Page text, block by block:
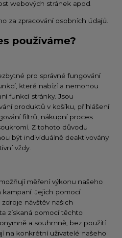
webových stránek apod.
za zpracování osobních údajů.
používáme?
pro správné fungování
které nabízí a nemohou
funkcí stránky. Jsou
produktů v košíku, přihlášení
filtrů, nákupní proces
Z tohoto důvodu
být individuálně deaktivovány
vždy.
měření výkonu našeho
Jejich pomocí
návštěv našich
získaná pomocí těchto
a souhrnně, bez použití
na konkrétní uživatelé našeho